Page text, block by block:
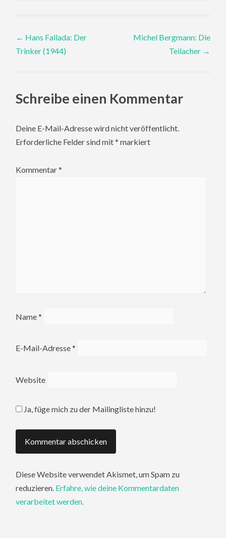
Post
navigation
← Hans Fallada: Der
Trinker (1944)
Michel Bergmann: Die
Teilacher →
Schreibe einen Kommentar
Deine E-Mail-Adresse wird nicht veröffentlicht.
Erforderliche Felder sind mit* markiert
Kommentar*
Name*
E-Mail-Adresse*
Website
Ja, füge mich zu der Mailingliste hinzu!
Diese Website verwendet Akismet, um Spam zu
reduzieren. Erfahre, wie deine Kommentardaten
verarbeitet werden.